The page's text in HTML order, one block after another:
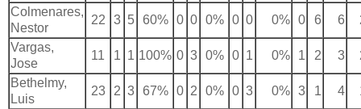
Colmenares,
Nestor
22 3 5 60% 0 0 0% 0 0 0% 0 6 6
Vargas,
Jose
11 1 1 100% 0 3 0% 0 1 0% 1 2 3
Bethelmy,
Luis
23 2 3 67% 0 2 0% 0 3 0% 3 1 4